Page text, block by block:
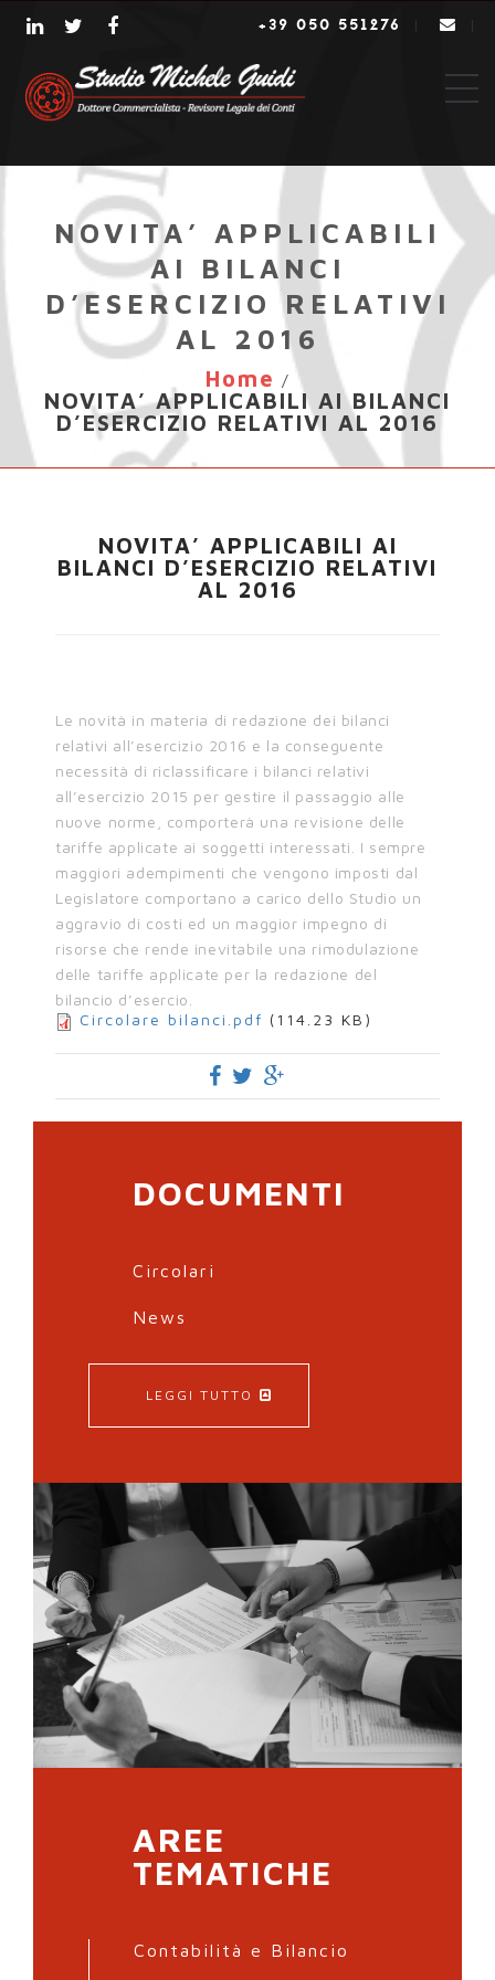
+39 050 551276 |
NOVITA’ APPLICABILI
AI BILANCI
D’ESERCIZIO RELATIVI
AL 2016
Home /
NOVITA’ APPLICABILI AI BILANCI
D’ESERCIZIO RELATIVI AL 2016
NOVITA’ APPLICABILI AI
BILANCI D’ESERCIZIO RELATIVI
AL 2016
Le novità in materia di redazione dei bilanci
relativi all’esercizio 2016 e la conseguente
necessità di riclassificare i bilanci relativi
all’esercizio 2015 per gestire il passaggio alle
nuove norme, comporterà una revisione delle
tariffe applicate ai soggetti interessati. I sempre
maggiori adempimenti che vengono imposti dal
Legislatore comportano a carico dello Studio un
aggravio di costi ed un maggior impegno di
risorse che rende inevitabile una rimodulazione
delle tariffe applicate per la redazione del
bilancio d’esercio.
Circolare bilanci.pdf (114.23 KB)
DOCUMENTI
Circolari
News
LEGGI TUTTO
AREE
TEMATICHE
Contabilità e Bilancio